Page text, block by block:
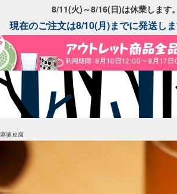
8/11(火)～8/16(日)は休業します
現在のご注文は8/10(月)までに発送し
婆豆腐